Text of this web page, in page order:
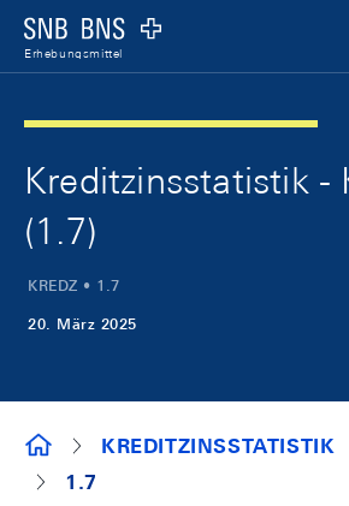
Logo
Erhebungsmittel
Kreditzinsstatistik -
(1.7)
KREDZ • 1.7
20. März 2025
ERHEBUNGSMITTEL
KREDITZINSSTATISTIK
1.7